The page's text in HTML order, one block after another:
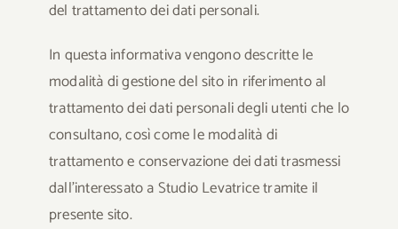
del trattamento dei dati personali.
In questa informativa vengono descritte le
modalità di gestione del sito in riferimento al
trattamento dei dati personali degli utenti che lo
consultano, così come le modalità di
trattamento e conservazione dei dati trasmessi
dall’interessato a Studio Levatrice tramite il
presente sito.